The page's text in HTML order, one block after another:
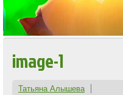
image-1
Татьяна Алышева